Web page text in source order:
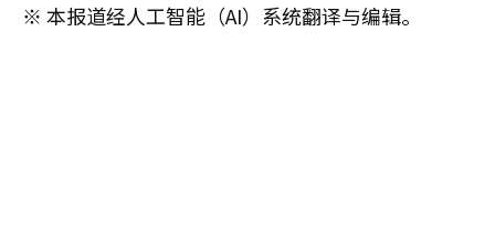
※ 本报道经人工智能（AI）系统翻译与编辑。